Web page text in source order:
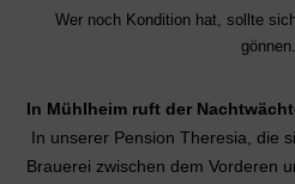
Wer noch Kondition hat, sollte
gönnen.
In Mühlheim ruft der
In unserer Pension Theresia, die
Brauerei zwischen dem Vorderen